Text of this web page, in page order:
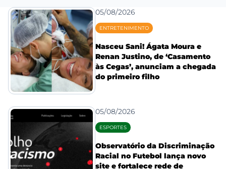
05/08/2026
ENTRETENIMENTO
Nasceu Sani! Ágata Moura e
Renan Justino, de ‘Casamento
às Cegas’, anunciam a chegada
do primeiro filho
05/08/2026
ESPORTES
Observatório da Discriminação
Racial no Futebol lança novo
site e fortalece rede de